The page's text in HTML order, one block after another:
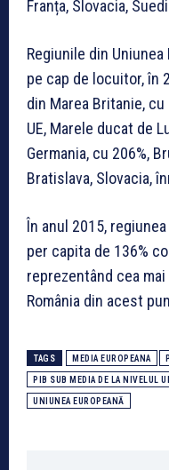
Franța, Slovacia,
Regiunile din
pe cap de locuitor, în
din Marea Britanie,
UE, Marele ducat de
Germania, cu 206%,
Bratislava, Slovacia,
În anul 2015,
per capita de 136%
reprezentând cea
România din acest
TAGS MEDIA EUROPEANA
PIB SUB MEDIA DE LA NIVELUL
UNIUNEA EUROPEANĂ